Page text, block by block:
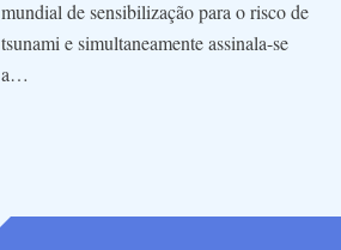
mundial de sensibilização para o risco de
tsunami e simultaneamente assinala-se
a…